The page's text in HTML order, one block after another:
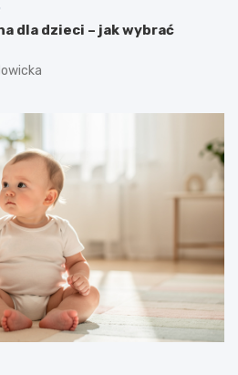
dla dzieci – jak wybrać